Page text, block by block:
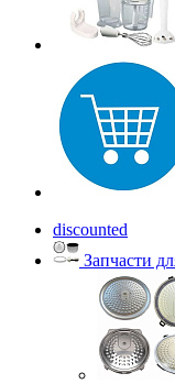
discounted
Запчасти